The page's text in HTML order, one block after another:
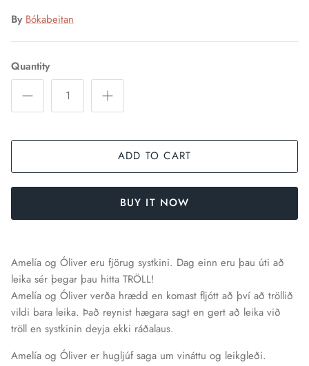
By Bókabeitan
Quantity
ADD TO CART
BUY IT NOW
Amelía og Óliver eru fjörug systkini. Dag einn eru þau úti að
leika sér þegar þau hitta TRÖLL!
Amelía og Óliver verða hrædd en komast fljótt að því að tröllið
vildi bara leika. Það reynist hægara sagt en gert að leika við
tröll en systkinin deyja ekki ráðalaus.
Amelía og Óliver er hugljúf saga um vináttu og leikgleði.